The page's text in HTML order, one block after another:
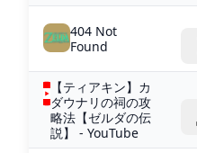
404 Not
Found
【ティアキン】カ
ダウナリの祠の攻
略法【ゼルダの伝
説】 - YouTube